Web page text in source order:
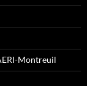
Montreuil